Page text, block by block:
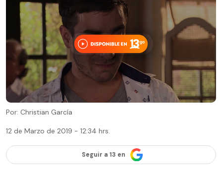
Por: Christian García
12 de Marzo de 2019 - 12:34 hrs.
Seguir a 13 en